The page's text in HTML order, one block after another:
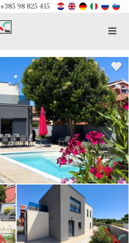
+385 98 825 415